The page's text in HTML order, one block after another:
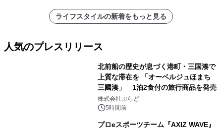
ライフスタイルの新着をもっと見る
人気のプレスリリース
北前船の歴史が息づく港町・三国湊で
上質な滞在を 「オーベルジュほまち
三國湊」 1泊2食付の旅行商品を発売
株式会社ぷらど
5時間前
プロeスポーツチーム『AXIZ WAVE』